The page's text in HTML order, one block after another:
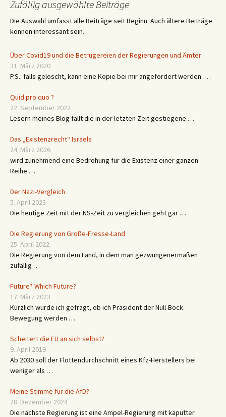
Zufällig ausgewählte Beiträge
Die Auswahl umfasst alle Beiträge seit Beginn. Auch ältere Beiträge
können interessant sein.
Über Covid19 und die Betrügereien der Regierungen und Ämter
31. März 2020
P.S.: falls gelöscht, kann eine Kopie bei mir angefordert werden. …
Quid pro quo ?
22. September 2022
Lesern meines Blog fällt die in der letzten Zeit gestiegene …
Das „Existenzrecht“ Israels
24. März 2026
wird zunehmend eine Bedrohung für die Existenz einer ganzen
Reihe …
Der Nazi-Vergleich
5. April 2023
Die heutige Zeit mit der NS-Zeit zu vergleichen geht gar …
Die Regierung von Große-Fresse-Land
25. April 2022
Die Regierung von dem Land, in dem man gezwungenermaßen
zufällig …
Future? Which Future?
17. März 2023
Kürzlich wurde ich gefragt, ob ich Präsident der Null-Bock-
Bewegung werden …
Scheitert die EU an sich selbst?
9. April 2019
Ab 2030 soll der Flottendurchschnitt eines Kfz-Herstellers bei
weniger als …
Meine Stimme für die AfD?
28. Dezember 2024
Die nächste Regierung ist eine Ampel-Regierung mit kaputter